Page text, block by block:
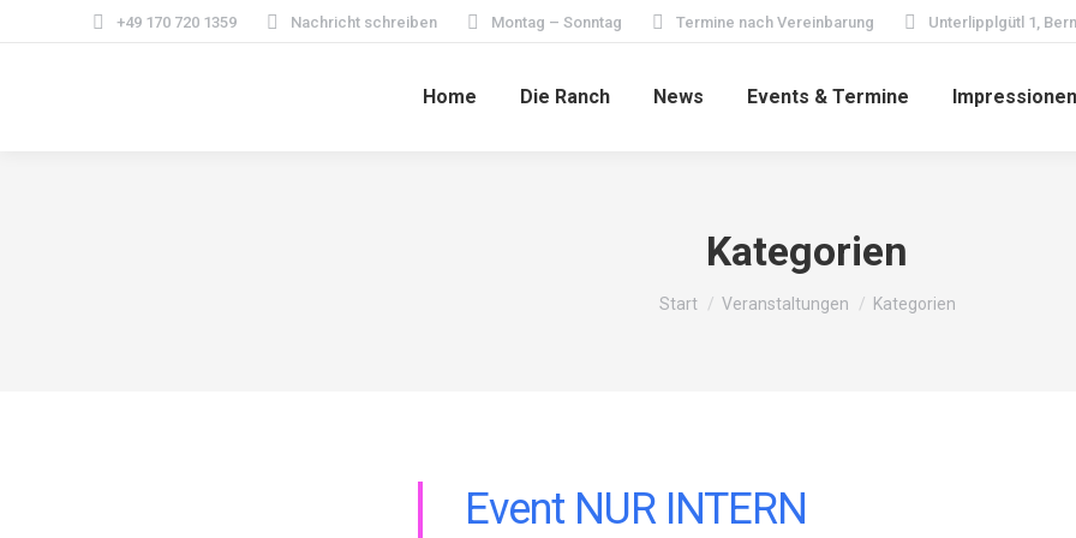
+49 170 720 1359 Nachricht schreiben Montag – Sonntag Termine nach Vereinbarung Unterlipplgütl 1,
Home Die Ranch News Events & Termine Impressionen
Kategorien
Sie befinden sich hier:
Start Veranstaltungen Kategorien
Event NUR INTERN